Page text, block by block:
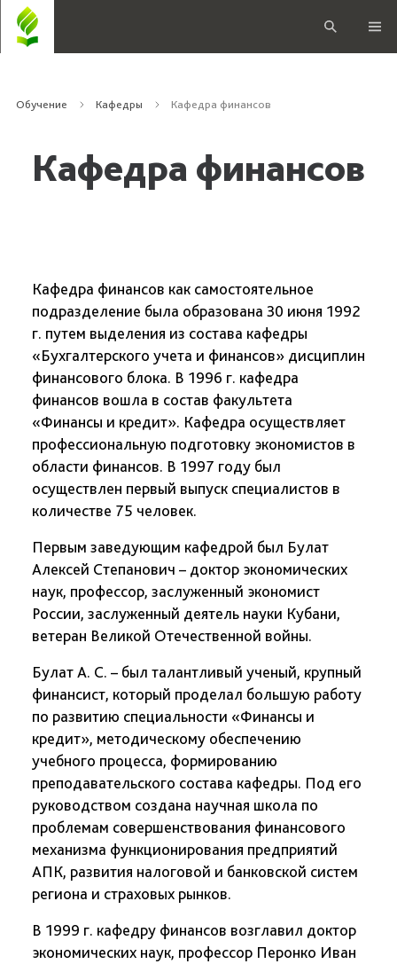
Обучение Кафедры Кафедра финансов
Кафедра финансов
Кафедра финансов как самостоятельное
подразделение была образована 30 июня 1992
г. путем выделения из состава кафедры
«Бухгалтерского учета и финансов» дисциплин
финансового блока. В 1996 г. кафедра
финансов вошла в состав факультета
«Финансы и кредит». Кафедра осуществляет
профессиональную подготовку экономистов в
области финансов. В 1997 году был
осуществлен первый выпуск специалистов в
количестве 75 человек.
Первым заведующим кафедрой был Булат
Алексей Степанович – доктор экономических
наук, профессор, заслуженный экономист
России, заслуженный деятель науки Кубани,
ветеран Великой Отечественной войны.
Булат А. С. – был талантливый ученый, крупный
финансист, который проделал большую работу
по развитию специальности «Финансы и
кредит», методическому обеспечению
учебного процесса, формированию
преподавательского состава кафедры. Под его
руководством создана научная школа по
проблемам совершенствования финансового
механизма функционирования предприятий
АПК, развития налоговой и банковской систем
региона и страховых рынков.
В 1999 г. кафедру финансов возглавил доктор
экономических наук, профессор Перонко Иван